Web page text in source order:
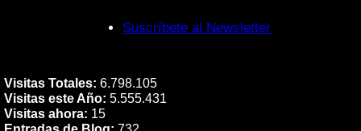
Suscríbete al Newsletter
Visitas Totales: 6.798.105
Visitas este Año: 5.555.431
Visitas ahora: 15